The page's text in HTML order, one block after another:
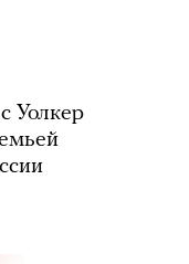
Уолкер